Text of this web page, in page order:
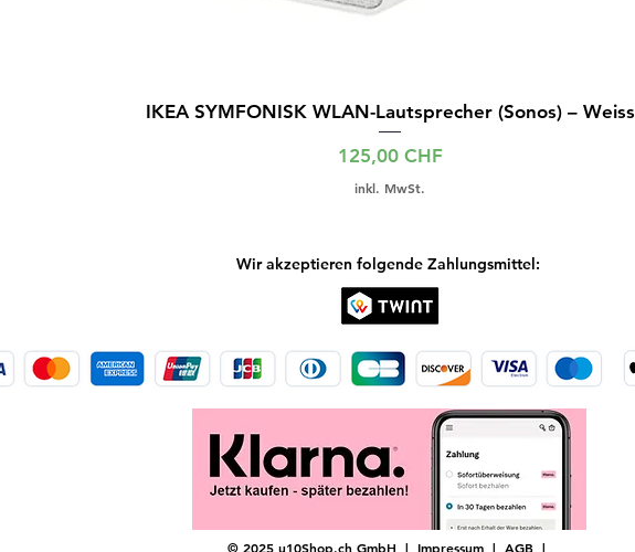
IKEA SYMFONISK WLAN-Lautsprecher (Sonos) – Weiss
Preis
125,00 CHF
inkl. MwSt.
Wir akzeptieren folgende Zahlungsmittel:
© 2025 u10Shop.ch GmbH | Impressum | AGB |